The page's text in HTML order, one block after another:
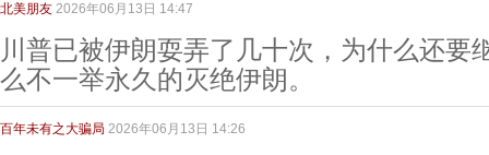
北美朋友 2026年06月13日 14:47
川普已被伊朗耍弄了几十次，为什么还要
么不一举永久的灭绝伊朗。
百年未有之大骗局 2026年06月13日 14:26